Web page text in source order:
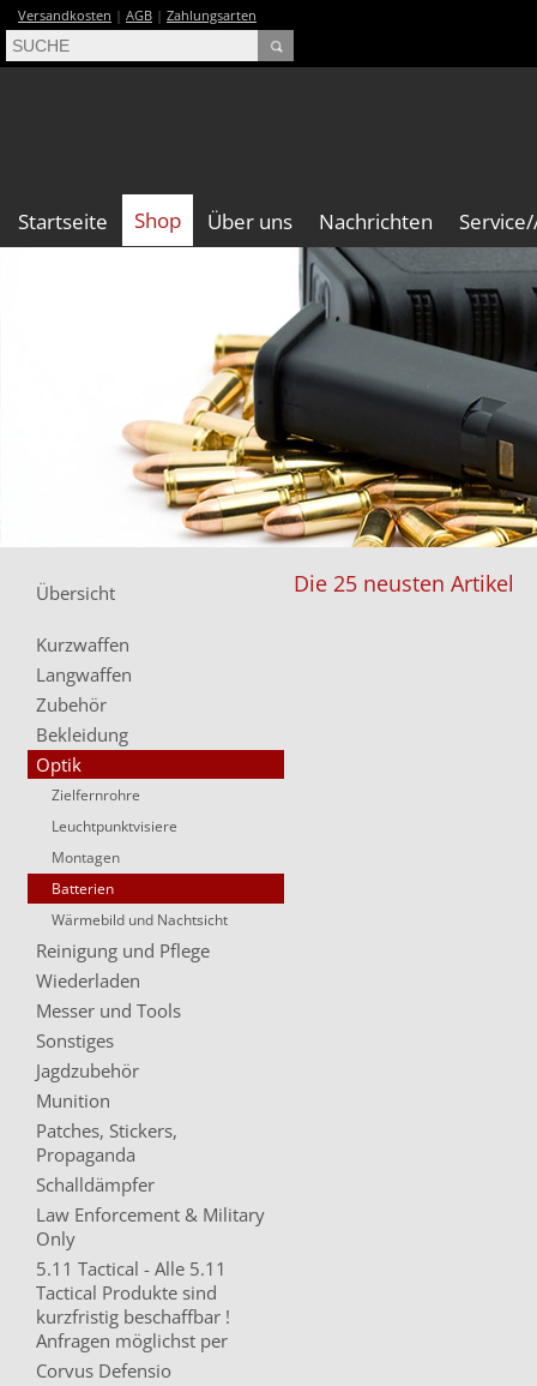
Versandkosten | AGB | Zahlungsarten
Startseite Shop Über uns Nachrichten
Übersicht
Kurzwaffen
Langwaffen
Zubehör
Bekleidung
Optik
Zielfernrohre
Leuchtpunktvisiere
Montagen
Batterien
Wärmebild und Nachtsicht
Reinigung und Pflege
Wiederladen
Messer und Tools
Sonstiges
Jagdzubehör
Munition
Patches, Stickers,
Propaganda
Schalldämpfer
Law Enforcement & Military
Only
5.11 Tactical - Alle 5.11
Tactical Produkte sind
kurzfristig beschaffbar !
Anfragen möglichst per
Corvus Defensio
Die 25 neusten Artikel